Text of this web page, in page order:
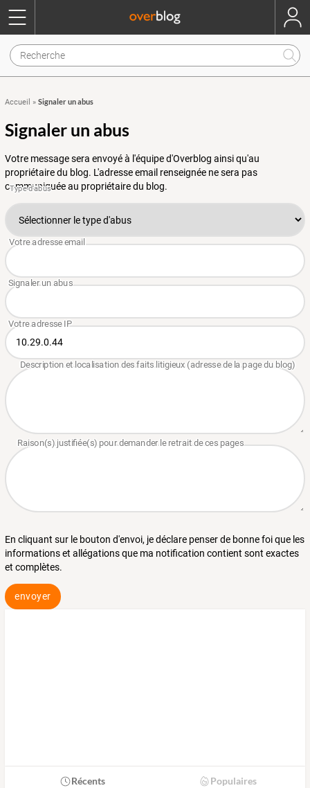
Accueil » Signaler un abus
Signaler un abus
Votre message sera envoyé à l'équipe d'Overblog ainsi qu'au
propriétaire du blog. L'adresse email renseignée ne sera pas
communiquée au propriétaire du blog.
En cliquant sur le bouton d'envoi, je déclare penser de bonne foi que les
informations et allégations que ma notification contient sont exactes
et complètes.
envoyer
Récents Populaires